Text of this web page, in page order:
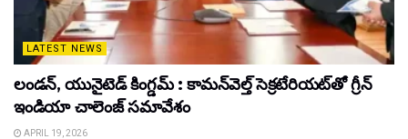
LATEST NEWS
లండన్, యునైటెడ్ కింగ్డమ్ : కామన్‌వెల్త్ సెక్రటేరియట్‌తో గ్రీన్
ఇండియా చాలెంజ్ సమావేశం
APRIL 19, 2026